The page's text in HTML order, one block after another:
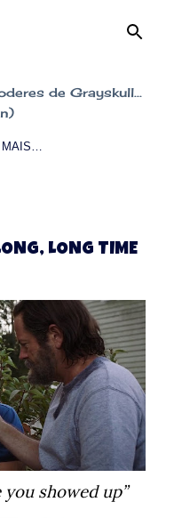
de Grayskull...
MAIS…
LONG TIME
showed up”